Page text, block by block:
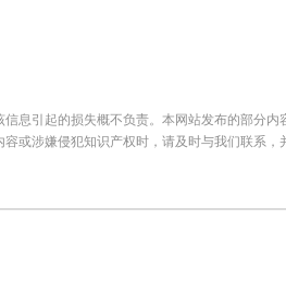
息引起的损失概不负责。本网站发布的部分
或涉嫌侵犯知识产权时，请及时与我们联系